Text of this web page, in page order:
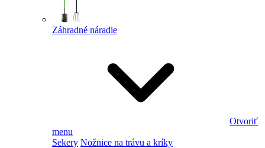
Záhradné náradie
Otvoriť
menu
Sekery Nožnice na trávu a kríky